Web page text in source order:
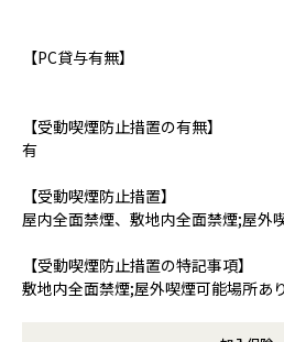
【PC貸与有無】
【受動喫煙防止措置の有無】
有
【受動喫煙防止措置】
屋内全面禁煙、敷地内全面禁煙;屋外
【受動喫煙防止措置の特記事項】
敷地内全面禁煙;屋外喫煙可能場所あり